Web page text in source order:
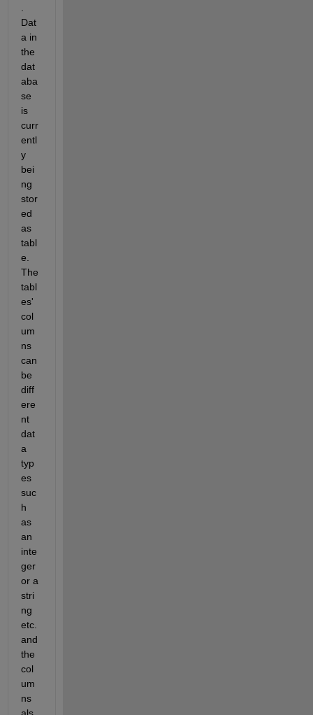
Dat
a in
the
dat
aba
se
is
curr
entl
y
bei
ng
stor
ed
as
tabl
e.
The
tabl
es'
col
um
ns
can
be
diff
ere
nt
dat
a
typ
es
suc
h
as
an
inte
ger
or a
stri
ng
etc.
and
the
col
um
ns